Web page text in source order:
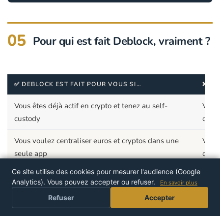
05 Pour qui est fait Deblock, vraiment ?
✅ DEBLOCK EST FAIT POUR VOUS SI… ❌
Vous êtes déjà actif en crypto et tenez au self-
custody
Vous voulez centraliser euros et cryptos dans une
seule app
Vous êtes sur Premium (plus de 667 €/mois) ou prêt
à un NFT Native
Vous voulez convertir une partie de vos revenus en
Ce site utilise des cookies pour mesurer l'audience (Google
Analytics). Vous pouvez accepter ou refuser.
En savoir plus
Refuser Accepter